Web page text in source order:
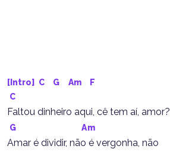
[Intro] C G Am
F
C
Faltou dinheiro aqui, cê tem aí, amor?
G Am
Amar é dividir, não é vergonha, não